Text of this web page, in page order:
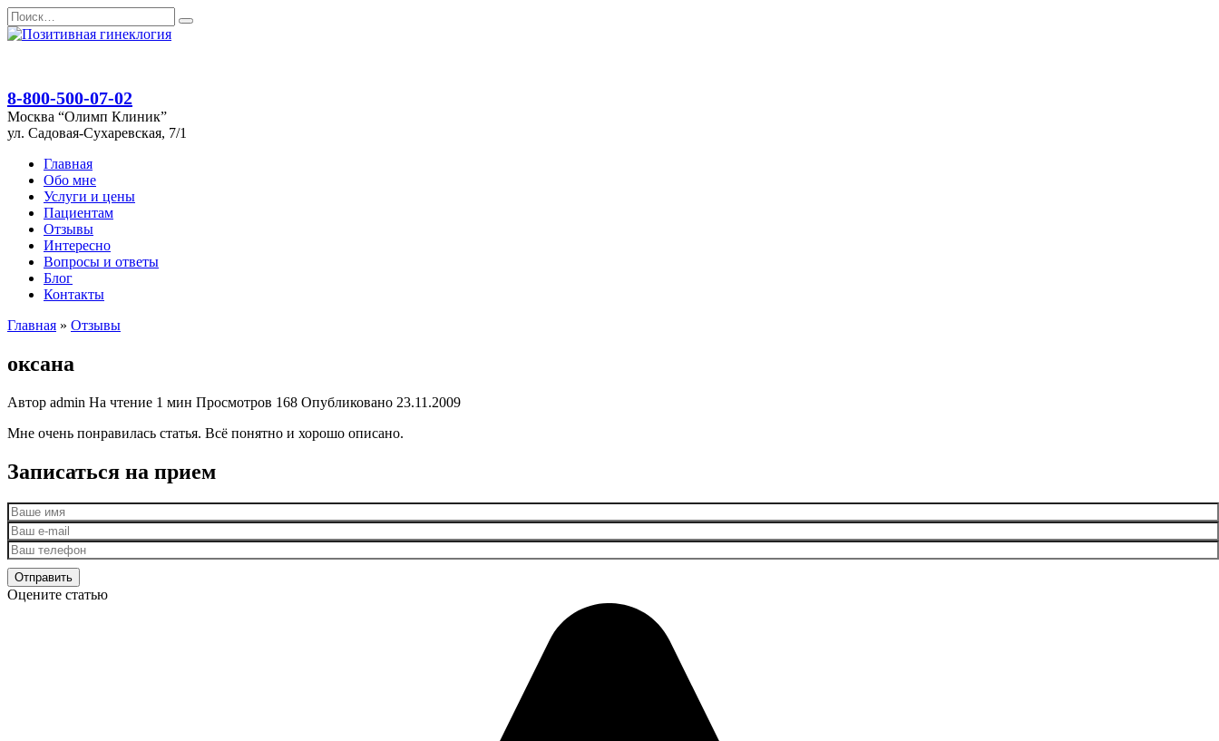
Перейти
к
Search
for:
8-800-500-07-02
Москва “Олимп Клиник”
ул. Садовая-Сухаревская, 7/1
Главная
Обо мне
Услуги и цены
Пациентам
Отзывы
Интересно
Вопросы и ответы
Блог
Контакты
Главная » Отзывы
оксана
Автор admin На чтение 1 мин Просмотров 168 Опубликовано 23.11.2009
Мне очень понравилась статья. Всё понятно и хорошо описано.
Записаться на прием
Оцените статью